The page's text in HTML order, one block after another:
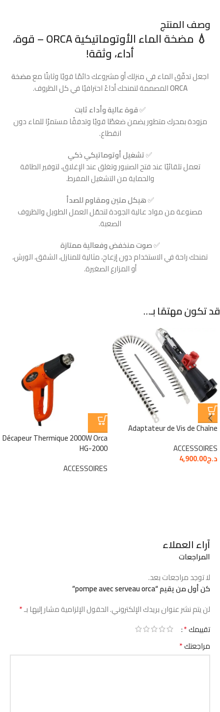
وصف المنتج
💧 مضخة الماء الأوتوماتيكية ORCA – قوة،
أداء، وثقة!
اجعل تدفّق الماء في منزلك أو مشروعك دائمًا قويًا وثابتًا معمضخة
ORCAالمصممة لتمنحك أداءً احترافيًا في كل الظروف.
✅قوة عالية وأداء ثابت
مزودة بمحرك متطور يضمن ضغطًا قويًا وتدفقًا مستمرًا للماء دون
انقطاع.
✅تشغيل أوتوماتيكي ذكي
تعمل تلقائيًا عند فتح الصنبور وتغلق عند الإغلاق، لتوفير الطاقة
والحماية من التشغيل المفرط.
✅هيكل متين ومقاوم للصدأ
مصنوعة من مواد عالية الجودة لتحمّل العمل الطويل والظروف
الصعبة.
✅صوت منخفض وفعالية ممتازة
تمنحك راحة في الاستخدام دون إزعاج، مثالية للمنازل، الشقق، الورش،
أو المزارع الصغيرة.
قد تكون مهتمًا بـ…
Adaptateur de Vis de Chaîne
ACCESSOIRES
د.ج4,900.00
Décapeur Thermique 2000W Orca
HG-2000
ACCESSOIRES
آراء العملاء
المراجعات
لا توجد مراجعات بعد.
كن أول من يقيم “pompe avec serveau orca”
لن يتم نشر عنوان بريدك الإلكتروني.الحقول الإلزامية مشار إليها بـ*
تقييمك*
مراجعتك*